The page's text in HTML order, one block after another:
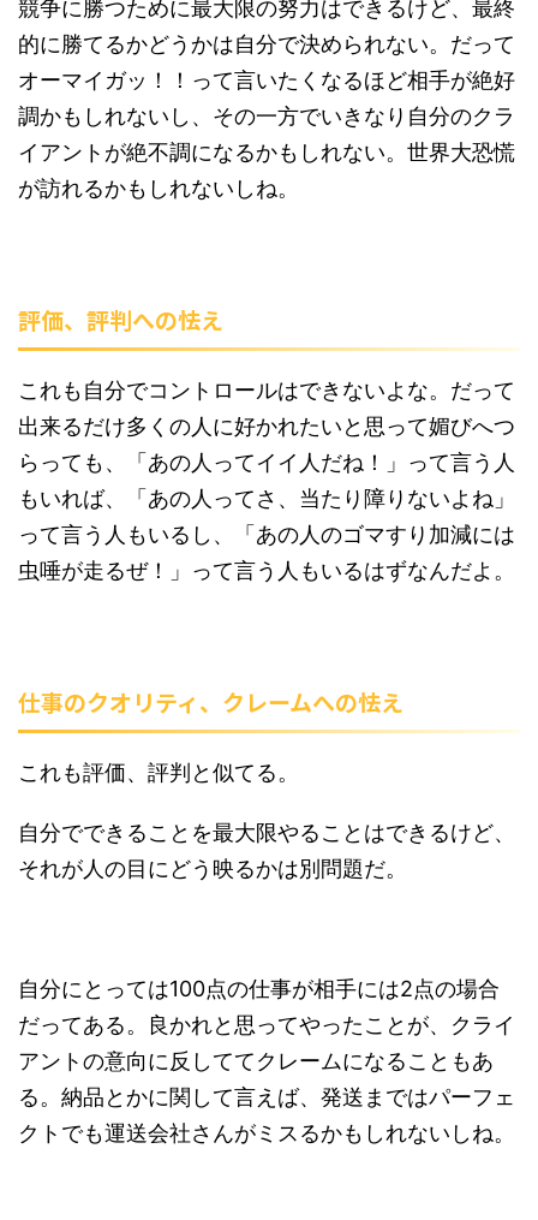
競争に勝つために最大限の努力はできるけど、最終
的に勝てるかどうかは自分で決められない。だって
オーマイガッ！！って言いたくなるほど相手が絶好
調かもしれないし、その一方でいきなり自分のクラ
イアントが絶不調になるかもしれない。世界大恐慌
が訪れるかもしれないしね。
評価、評判への怯え
これも自分でコントロールはできないよな。だって
出来るだけ多くの人に好かれたいと思って媚びへつ
らっても、「あの人ってイイ人だね！」って言う人
もいれば、「あの人ってさ、当たり障りないよね」
って言う人もいるし、「あの人のゴマすり加減には
虫唾が走るぜ！」って言う人もいるはずなんだよ。
仕事のクオリティ、クレームへの怯え
これも評価、評判と似てる。
自分でできることを最大限やることはできるけど、
それが人の目にどう映るかは別問題だ。
自分にとっては100点の仕事が相手には2点の場合
だってある。良かれと思ってやったことが、クライ
アントの意向に反しててクレームになることもあ
る。納品とかに関して言えば、発送まではパーフェ
クトでも運送会社さんがミスるかもしれないしね。